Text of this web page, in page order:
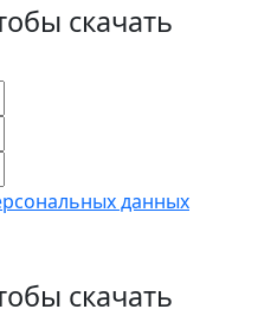
скачать
данных
скачать